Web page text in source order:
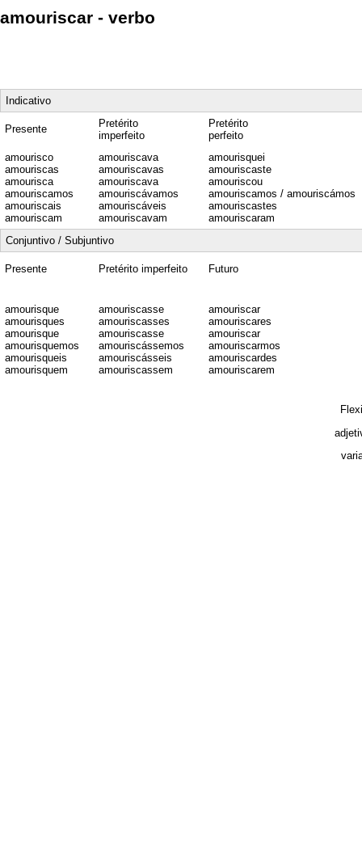
amouriscar - verbo
Indicativo
Presente
Pretérito
imperfeito
Pretérito
perfeito
amourisco
amouriscas
amourisca
amouriscamos
amouriscais
amouriscam
amouriscava
amouriscavas
amouriscava
amouriscávamos
amouriscáveis
amouriscavam
amourisquei
amouriscaste
amouriscou
amouriscamos / amouriscámos
amouriscastes
amouriscaram
Conjuntivo / Subjuntivo
Presente Pretérito imperfeito Futuro
amourisque
amourisques
amourisque
amourisquemos
amourisqueis
amourisquem
amouriscasse
amouriscasses
amouriscasse
amouriscássemos
amouriscásseis
amouriscassem
amouriscar
amouriscares
amouriscar
amouriscarmos
amouriscardes
amouriscarem